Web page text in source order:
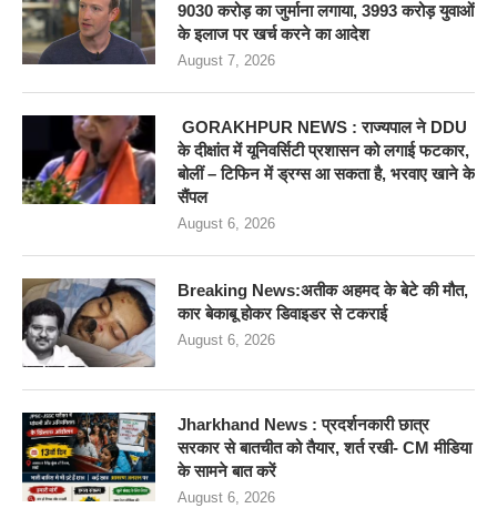
9030 करोड़ का जुर्माना लगाया, 3993 करोड़ युवाओं
के इलाज पर खर्च करने का आदेश
August 7, 2026
GORAKHPUR NEWS : राज्यपाल ने DDU
के दीक्षांत में यूनिवर्सिटी प्रशासन को लगाई फटकार,
बोलीं – टिफिन में ड्रग्स आ सकता है, भरवाए खाने के
सैंपल
August 6, 2026
Breaking News:अतीक अहमद के बेटे की मौत,
कार बेकाबू होकर डिवाइडर से टकराई
August 6, 2026
Jharkhand News : प्रदर्शनकारी छात्र
सरकार से बातचीत को तैयार, शर्त रखी- CM मीडिया
के सामने बात करें
August 6, 2026